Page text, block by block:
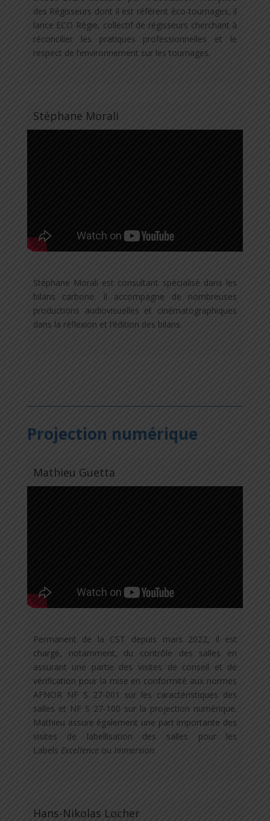
des Régisseurs dont il est référent éco-tournages, il
lance ECO Régie, collectif de régisseurs cherchant à
réconcilier les pratiques professionnelles et le
respect de l’environnement sur les tournages.
Stéphane Morali
Stéphane Morali est consultant spécialisé dans les
bilans carbone. Il accompagne de nombreuses
productions audiovisuelles et cinématographiques
dans la réflexion et l’édition des bilans.
Projection numérique
Mathieu Guetta
Permanent de la CST depuis mars 2022, il est
chargé, notamment, du contrôle des salles en
assurant une partie des visites de conseil et de
vérification pour la mise en conformité aux normes
AFNOR NF S 27-001 sur les caractéristiques des
salles et NF S 27-100 sur la projection numérique.
Mathieu assure également une part importante des
visites de labellisation des salles pour les
Labels Excellenceou Immersion
Hans-Nikolas Locher